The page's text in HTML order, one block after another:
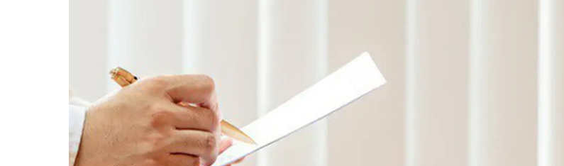
An ninh - Hình sự